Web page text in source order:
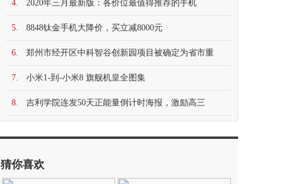
4. 2020年三月最新版：各价位最值得推荐的手机
5. 8848钛金手机大降价，买立减8000元
6. 郑州市经开区中科智谷创新园项目被确定为省市重
7. 小米1-到-小米8 旗舰机皇全图集
8. 吉利学院连发50天正能量倒计时海报，激励高三
猜你喜欢